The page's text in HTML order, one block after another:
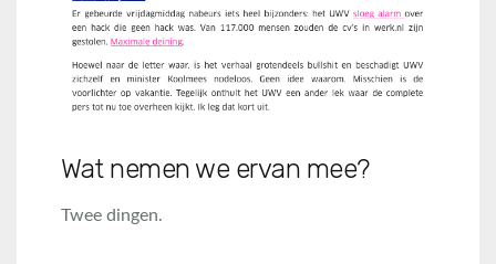
Wat nemen we ervan mee?
Twee dingen.